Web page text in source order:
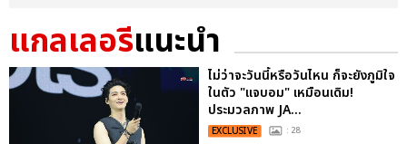
แกลเลอรีแนะนำ
ไม่ว่าจะวันนี้หรือวันไหน ก็จะยังภูมิใจ
ในตัว "แจบอม" เหมือนเดิม!
ประมวลภาพ JA...
EXCLUSIVE : 28